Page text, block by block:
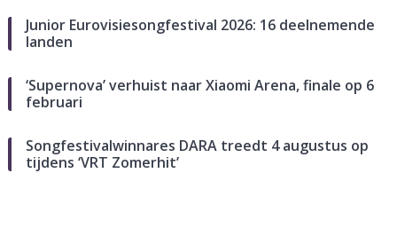
Junior Eurovisiesongfestival 2026: 16 deelnemende
landen
‘Supernova’ verhuist naar Xiaomi Arena, finale op 6
februari
Songfestivalwinnares DARA treedt 4 augustus op
tijdens ‘VRT Zomerhit’